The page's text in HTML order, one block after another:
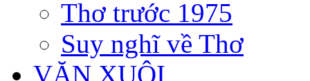
Thơ trước 1975
Suy nghĩ về Thơ
VĂN XUÔI